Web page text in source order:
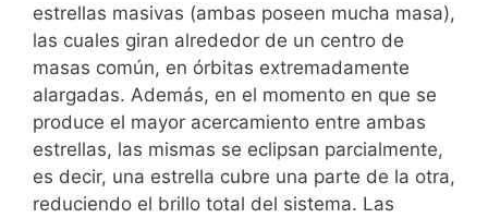
estrellas masivas (ambas poseen mucha masa),
las cuales giran alrededor de un centro de
masas común, en órbitas extremadamente
alargadas. Además, en el momento en que se
produce el mayor acercamiento entre ambas
estrellas, las mismas se eclipsan parcialmente,
es decir, una estrella cubre una parte de la otra,
reduciendo el brillo total del sistema. Las